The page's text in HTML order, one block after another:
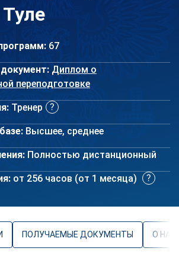
67
Диплом о
переподготовке
Тренер
Высшее, среднее
Полностью дистанционный
от 256 часов (от 1 месяца)
ПОЛУЧАЕМЫЕ ДОКУМЕНТЫ О